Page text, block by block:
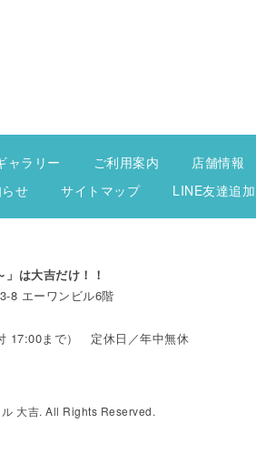
ャラリー ご利用案内 店舗情報
せ サイトマップ LINE友達追加
は大吉だけ！！
8 エーワンビル6階
17:00まで） 定休日／年中無休
大吉. All Rights Reserved.